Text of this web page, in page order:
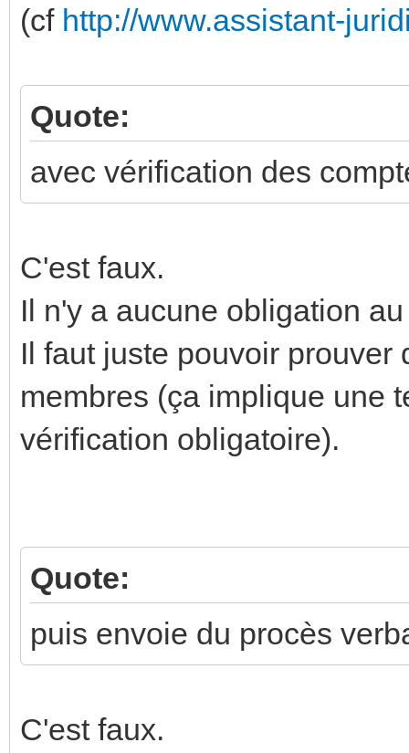
(cf http://www.assistant-
Quote:
avec vérification des
C'est faux.
Il n'y a aucune obligation
Il faut juste pouvoir
membres (ça implique une
vérification obligatoire).
Quote:
puis envoie du procès
C'est faux.